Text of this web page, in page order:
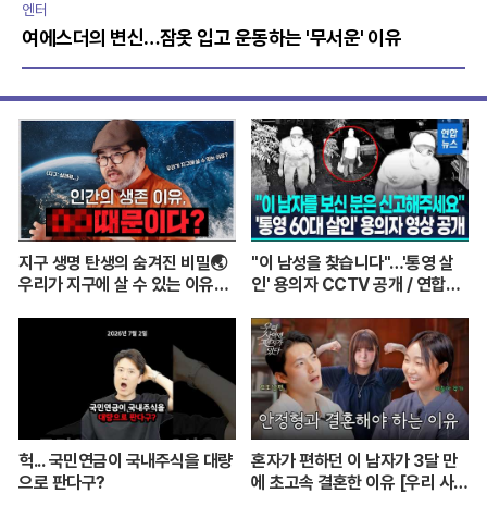
엔터
여에스더의 변신…잠옷 입고 운동하는 '무서운' 이유
지구 생명 탄생의 숨겨진 비밀🌏
우리가 지구에 살 수 있는 이유는
려주는 쉬운 과학 이야기💡
"이 남성을 찾습니다"…'통영 살
인' 용의자 CCTV 공개 / 연합뉴
헉... 국민연금이 국내주식을 대량
으로 판다구?
혼자가 편하던 이 남자가 3달 만
에 초고속 결혼한 이유 [우리 사이